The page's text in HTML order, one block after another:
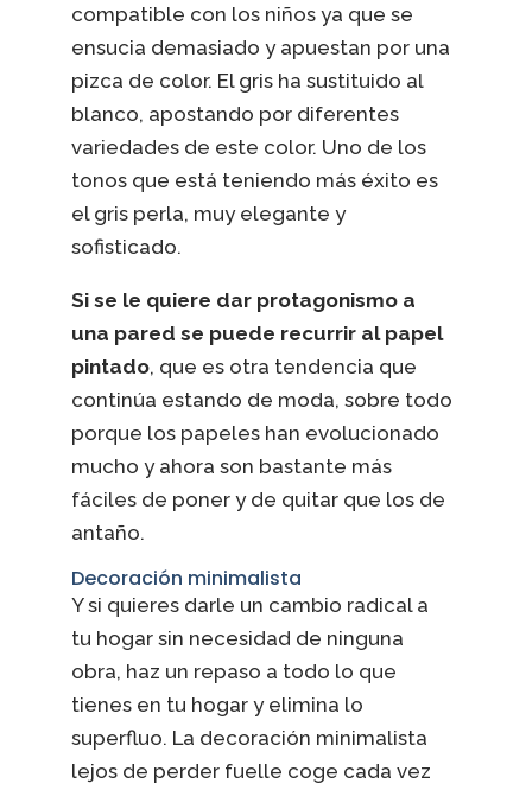
compatible con los niños ya que se
ensucia demasiado y apuestan por una
pizca de color. El gris ha sustituido al
blanco, apostando por diferentes
variedades de este color. Uno de los
tonos que está teniendo más éxito es
el gris perla, muy elegante y
sofisticado.
Si se le quiere dar protagonismo a
una pared se puede recurrir al papel
pintado, que es otra tendencia que
continúa estando de moda, sobre todo
porque los papeles han evolucionado
mucho y ahora son bastante más
fáciles de poner y de quitar que los de
antaño.
Decoración minimalista
Y si quieres darle un cambio radical a
tu hogar sin necesidad de ninguna
obra, haz un repaso a todo lo que
tienes en tu hogar y elimina lo
superfluo. La decoración minimalista
lejos de perder fuelle coge cada vez